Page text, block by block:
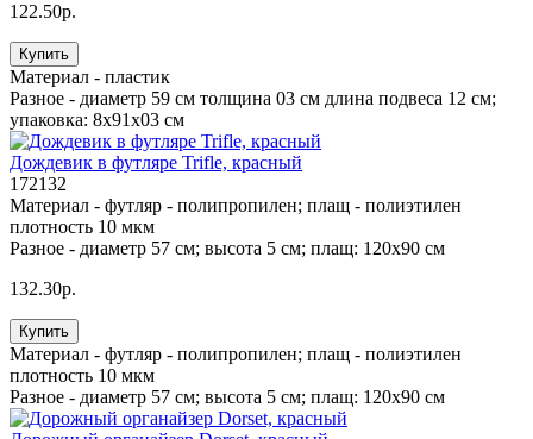
122.50р.
Купить
Материал - пластик
Разное - диаметр 59 см толщина 03 см длина подвеса 12 см;
упаковка: 8x91x03 см
Дождевик в футляре Trifle, красный
172132
Материал - футляр - полипропилен; плащ - полиэтилен
плотность 10 мкм
Разное - диаметр 57 см; высота 5 см; плащ: 120х90 см
132.30р.
Купить
Материал - футляр - полипропилен; плащ - полиэтилен
плотность 10 мкм
Разное - диаметр 57 см; высота 5 см; плащ: 120х90 см